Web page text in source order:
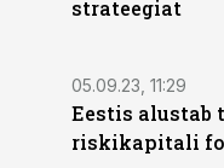
strateegiat
05.09.23, 11:29
Eestis alustab
riskikapitali